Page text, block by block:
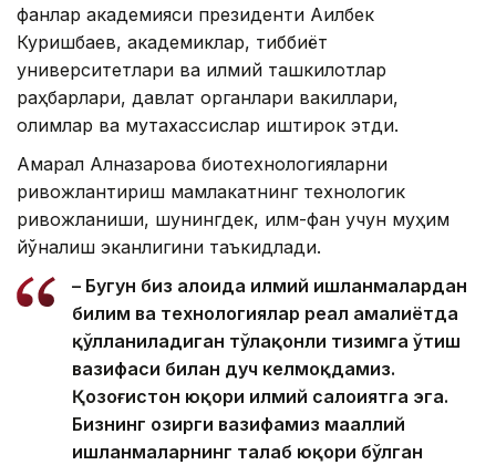
фанлар академияси президенти Ақилбек
Куришбаев, академиклар, тиббиёт
университетлари ва илмий ташкилотлар
раҳбарлари, давлат органлари вакиллари,
олимлар ва мутахассислар иштирок этди.
Ақмарал Алназарова биотехнологияларни
ривожлантириш мамлакатнинг технологик
ривожланиши, шунингдек, илм-фан учун муҳим
йўналиш эканлигини таъкидлади.
– Бугун биз алоҳида илмий ишланмалардан
билим ва технологиялар реал амалиётда
қўлланиладиган тўлақонли тизимга ўтиш
вазифаси билан дуч келмоқдамиз.
Қозоғистон юқори илмий салоҳиятга эга.
Бизнинг ҳозирги вазифамиз маҳаллий
ишланмаларнинг талаб юқори бўлган